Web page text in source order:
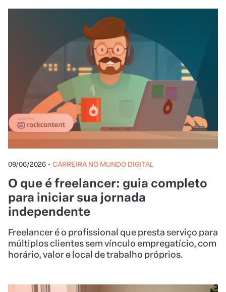
09/06/2026 • CARREIRA NO MUNDO DIGITAL
O que é freelancer: guia completo
para iniciar sua jornada
independente
Freelancer é o profissional que presta serviço para
múltiplos clientes sem vínculo empregatício, com
horário, valor e local de trabalho próprios.